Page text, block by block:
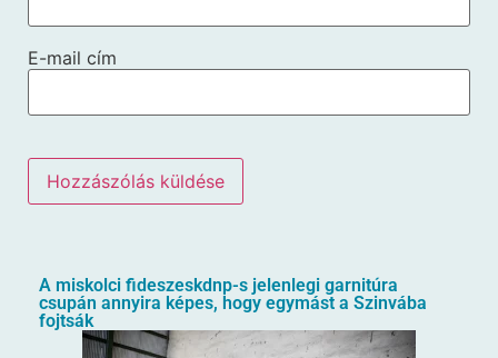
E-mail cím
A miskolci fideszeskdnp-s jelenlegi garnitúra
csupán annyira képes, hogy egymást a Szinvába
fojtsák